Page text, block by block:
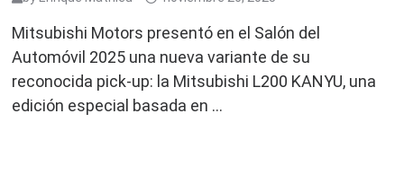
Mitsubishi Motors presentó en el Salón del
Automóvil 2025 una nueva variante de su
reconocida pick-up: la Mitsubishi L200 KANYU, una
edición especial basada en …